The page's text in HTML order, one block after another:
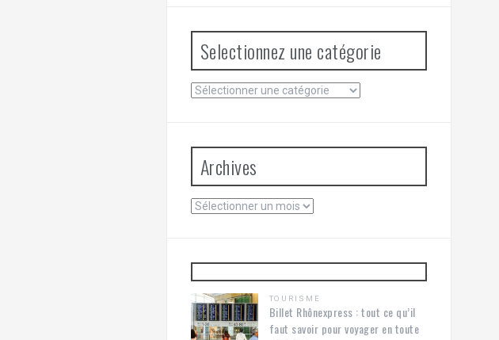
Selectionnez une catégorie
Selectionnez
Archives
Archives
TOURISME
Billet Rhônexpress : tout ce qu’il
faut savoir pour voyager en toute